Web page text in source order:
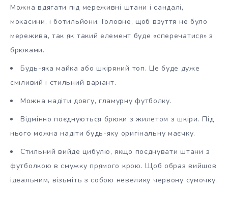
Можна вдягати під мереживні штани і сандалі,
мокасини, і ботильйони. Головне, щоб взуття не було
мережива, так як такий елемент буде «сперечатися» з
брюками.
Будь-яка майка або шкіряний топ. Це буде дуже
сміливий і стильний варіант.
Можна надіти довгу, гламурну футболку.
Відмінно поєднуються брюки з жилетом з шкіри. Під
нього можна надіти будь-яку оригінальну маєчку.
Стильний вийде цибулю, якщо поєднувати штани з
футболкою в смужку прямого крою. Щоб образ вийшов
ідеальним, візьміть з собою невелику червону сумочку.